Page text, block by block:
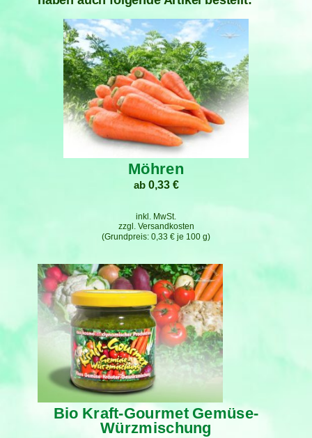
Möhren
ab 0,33 €
0,33 € je 100 g
inkl. MwSt.
zzgl. Versandkosten
Bio Kraft-Gourmet Gemüse-
Würzmischung